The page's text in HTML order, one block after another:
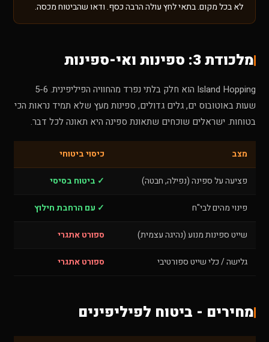
לא בכל מקום. בתאי לחץ עולה הרבה כסף. ודאו שהביטוח מכסה.
מלכודת 3: ספינות ואי-ספינות
Island Hopping הוא חלק בלתי נפרד מהחוויה הפיליפינית. 5-6
שעות באוטובוס ים, גלים גדולים, ספינות מעץ שלא תמיד נראות הכי
בטוחות. ישראלים שוכחים שתאונת ספינה היא תאונה לכל דבר.
מצב כיסוי ביטוחי
פציעה על ספינה (נפילה, חבטה) ✓ ביטוח בסיסי
פינוי מהים לבי"ח ✓ עם הרחבת חילוץ
שייט ספינות מנוע (נהיגה עצמית) ספורט אתגרי
גלישה / כלי שייט ספורטיבי ספורט אתגרי
מחירים - ביטוח לפיליפינים